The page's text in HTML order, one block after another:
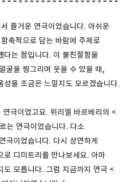
즐거운 연극이었습니다. 아쉬운
축적으로 담는 바람에 주제로
다는 점입니다. 이 불친절함을
굴을 찡그리며 웃을 수 있을 때,
성을 조금은 느낄지도 모르겠습니다.
극이었고요. 뮈리엘 바르베리의 <
는 연극이었습니다. 다소
극이었습니다. 다시 상연하게
로 디미트리를 만나보세요. 아마
도 모릅니다. 그럼 지금까지 연극 <